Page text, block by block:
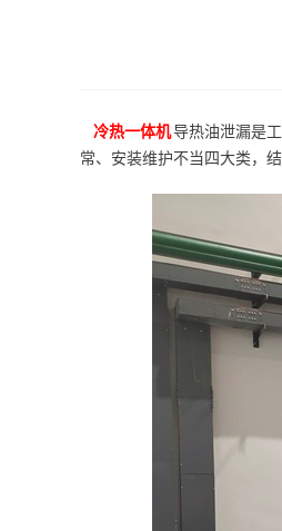
冷热一体机导热油泄漏是
常、安装维护不当四大类，